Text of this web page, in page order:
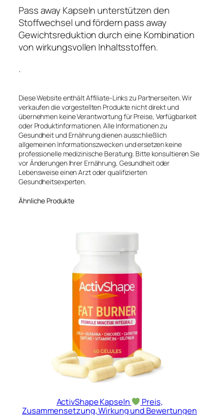
Pass away Kapseln unterstützen den
Stoffwechsel und fördern pass away
Gewichtsreduktion durch eine Kombination
von wirkungsvollen Inhaltsstoffen.
.
Diese Website enthält Affiliate-Links zu Partnerseiten. Wir
verkaufen die vorgestellten Produkte nicht direkt und
übernehmen keine Verantwortung für Preise, Verfügbarkeit
oder Produktinformationen. Alle Informationen zu
Gesundheit und Ernährung dienen ausschließlich
allgemeinen Informationszwecken und ersetzen keine
professionelle medizinische Beratung. Bitte konsultieren Sie
vor Änderungen Ihrer Ernährung, Gesundheit oder
Lebensweise einen Arzt oder qualifizierten
Gesundheitsexperten.
Ähnliche Produkte
ActivShape Kapseln
Preis,
Zusammensetzung, Wirkung und Bewertungen